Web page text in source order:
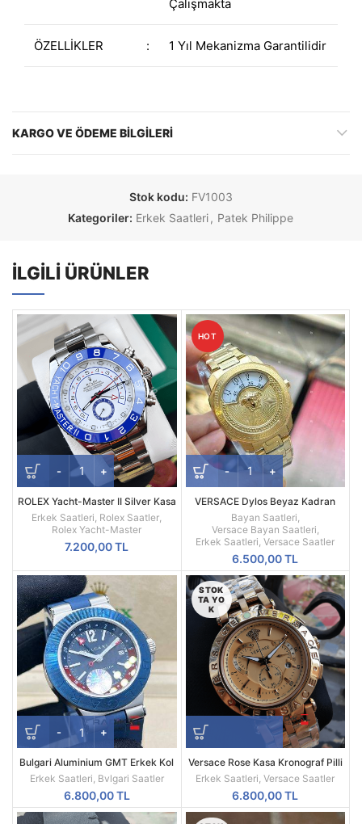
Çalışmakta
ÖZELLİKLER : 1 Yıl Mekanizma Garantilidir
KARGO VE ÖDEME BILGILERI
Stok kodu: FV1003
Kategoriler: Erkek Saatleri, Patek Philippe
İLGILI ÜRÜNLER
ROLEX Yacht-Master II Silver Kasa
Beyaz Kadran 44MM Erkek Saati
Erkek Saatleri Rolex Saatler
Rolex Yacht-Master
7.200,00TL
HOT
VERSACE Dylos Beyaz Kadran
Sarı Kasa
Bayan Saatleri
Versace Bayan Saatleri
Erkek Saatleri ,Versace Saatler
6.500,00TL
Bulgari Aluminium GMT Erkek Kol
Saati
Erkek Saatleri, Bvlgari Saatler
6.800,00TL
STOK
TA YO
K
Versace Rose Kasa Kronograf Pilli
Mekanizma Replika Erkek Kol
Saati
Erkek Saatleri,Versace Saatler
6.800,00TL